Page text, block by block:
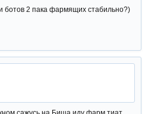
ботов 2 пака фармящих стабильно?)